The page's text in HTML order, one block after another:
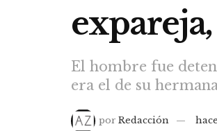
El hombre fue
era el de su
por Redacción